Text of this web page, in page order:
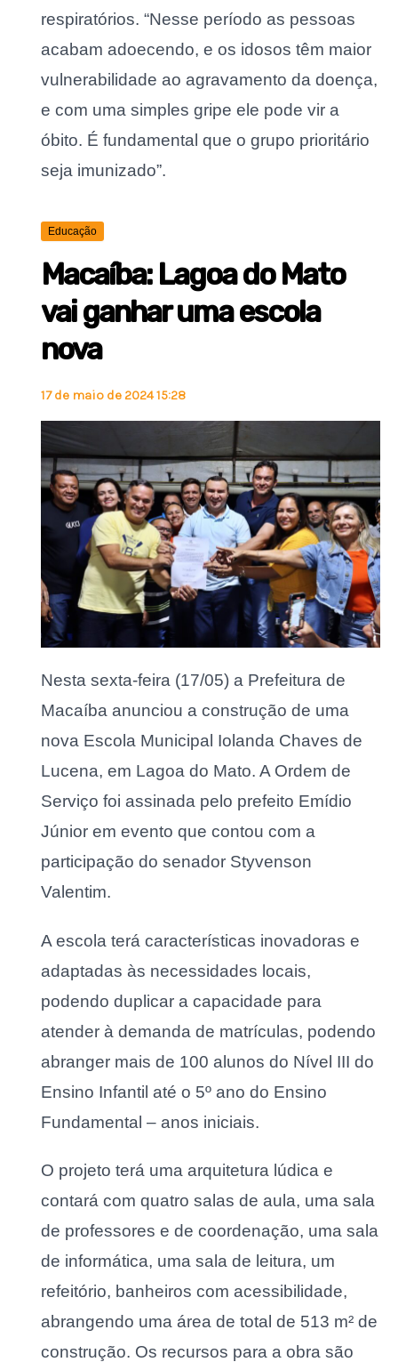
respiratórios. “Nesse período as pessoas
acabam adoecendo, e os idosos têm maior
vulnerabilidade ao agravamento da doença,
e com uma simples gripe ele pode vir a
óbito. É fundamental que o grupo prioritário
seja imunizado”.
Educação
Macaíba: Lagoa do Mato
vai ganhar uma escola
nova
17 de maio de 2024 15:28
Nesta sexta-feira (17/05) a Prefeitura de
Macaíba anunciou a construção de uma
nova Escola Municipal Iolanda Chaves de
Lucena, em Lagoa do Mato. A Ordem de
Serviço foi assinada pelo prefeito Emídio
Júnior em evento que contou com a
participação do senador Styvenson
Valentim.
A escola terá características inovadoras e
adaptadas às necessidades locais,
podendo duplicar a capacidade para
atender à demanda de matrículas, podendo
abranger mais de 100 alunos do Nível III do
Ensino Infantil até o 5º ano do Ensino
Fundamental – anos iniciais.
O projeto terá uma arquitetura lúdica e
contará com quatro salas de aula, uma sala
de professores e de coordenação, uma sala
de informática, uma sala de leitura, um
refeitório, banheiros com acessibilidade,
abrangendo uma área de total de 513 m² de
construção. Os recursos para a obra são